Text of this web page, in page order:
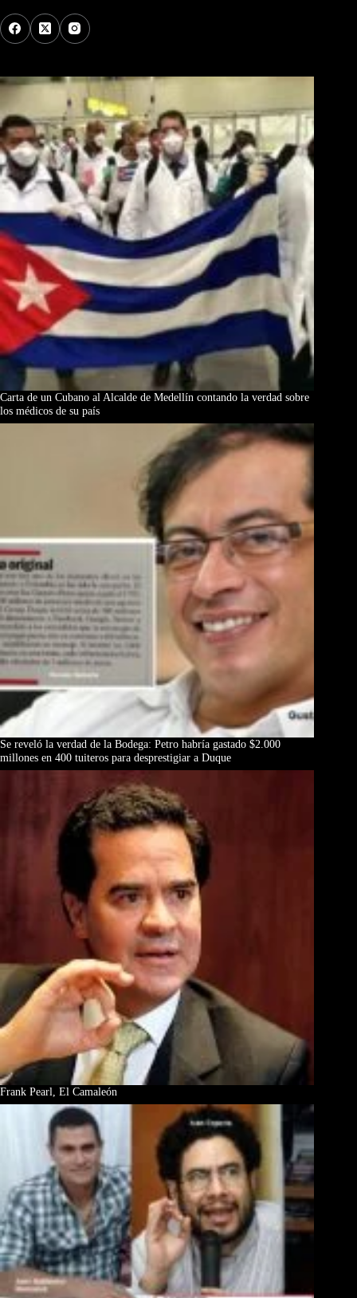
Carta de un Cubano al Alcalde de Medellín contando la verdad sobre
los médicos de su país
Se reveló la verdad de la Bodega: Petro habría gastado $2.000
millones en 400 tuiteros para desprestigiar a Duque
Frank Pearl, El Camaleón